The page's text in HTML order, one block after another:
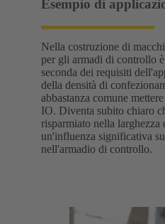
Esempio di
Nella costruzione di
per gli armadi di controllo
seconda dei requisiti
della densità di
abbastanza comune
IO. Diventa subito chiaro
risparmiato nella
un'influenza significativa
nell'armadio di controllo.